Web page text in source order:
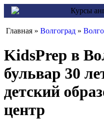
Главная » Волгоград »
KidsPrep в
бульвар 30
детский
центр